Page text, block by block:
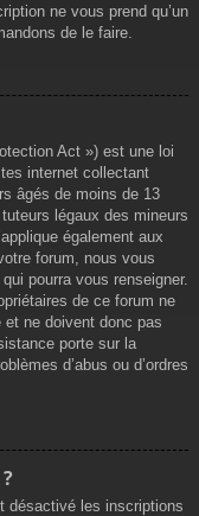
ne vous prend qu’un
de le faire.
Act ») est une loi
internet collectant
âgés de moins de 13
légaux des mineurs
également aux
forum, nous vous
pourra vous renseigner.
de ce forum ne
et ne doivent donc pas
porte sur la
d’abus ou d’ordres
désactivé les inscriptions